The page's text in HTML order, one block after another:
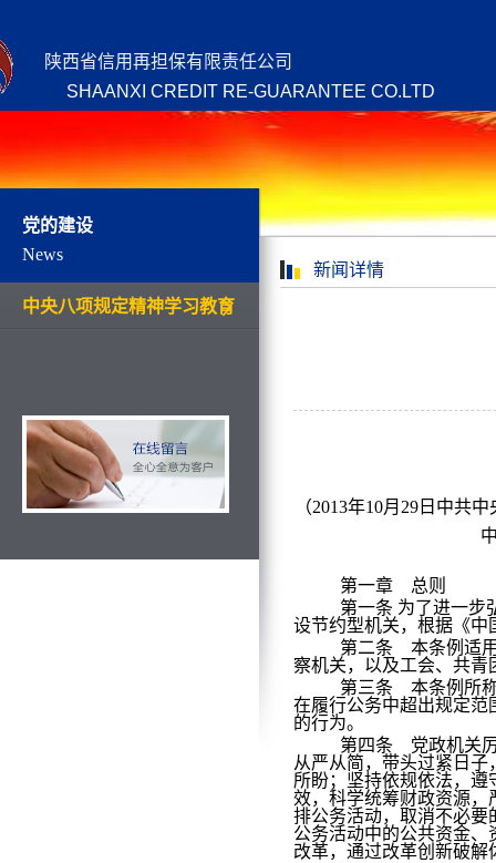
陕西省信用再担保有限责任公司
SHAANXI CREDIT RE-GUARANTEE CO.LTD
党的建设
News
中央八项规定精神学习教育
新闻详情
（2013年10月29日中共
第一章 总则
第一条 为了进一步
设节约型机关，根据《中
第二条 本条例适
察机关，以及工会、共青
第三条 本条例所
在履行公务中超出规定范
的行为。
第四条 党政机关
从严从简，带头过紧日
所盼；坚持依规依法，
效，科学统筹财政资源，
排公务活动，取消不必要
公务活动中的公共资金
改革，通过改革创新破